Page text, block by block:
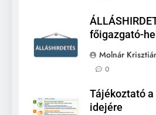
főigazgató-
Molnár
0
Tájékoztató
idejére